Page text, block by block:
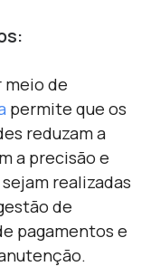
meio de
permite que os
reduzam a
a precisão e
realizadas
de
pagamentos e